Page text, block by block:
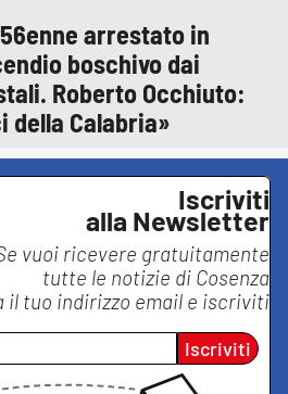
arrestato in
boschivo dai
Roberto Occhiuto:
della Calabria»
Iscriviti
alla Newsletter
vuoi ricevere gratuitamente
tutte le notizie di Cosenza
il tuo indirizzo email e iscriviti
Iscriviti